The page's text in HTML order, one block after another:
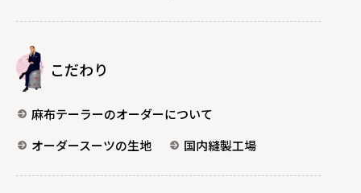
こだわり
麻布テーラーのオーダーについて
オーダースーツの生地
国内縫製工場